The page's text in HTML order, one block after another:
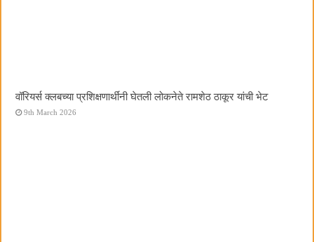
वॉरियर्स क्लबच्या प्रशिक्षणार्थींनी घेतली लोकनेते रामशेठ ठाकूर यांची भेट
9th March 2026